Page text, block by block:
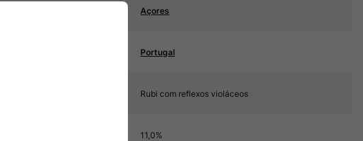
Açores
Portugal
Rubi com reflexos violáceos
11,0%